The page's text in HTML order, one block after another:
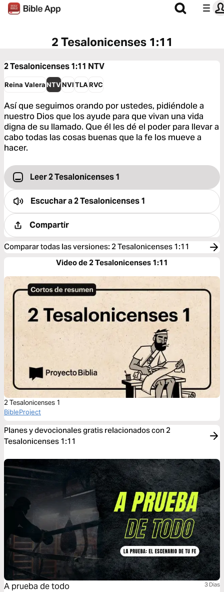
2 Tesalonicenses 1:11
2 Tesalonicenses 1:11 NTV
Reina ValeraNTVNVITLARVC
Así que seguimos orando por ustedes, pidiéndole a
nuestro Dios que los ayude para que vivan una vida
digna de su llamado. Que él les dé el poder para llevar a
cabo todas las cosas buenas que la fe los mueve a
hacer.
Leer 2 Tesalonicenses 1
Escuchar a2 Tesalonicenses 1
Compartir
Comparar todas las versiones: 2 Tesalonicenses 1:11
Video de 2 Tesalonicenses 1:11
2 Tesalonicenses 1
BibleProject
Planes y devocionales gratis relacionados con 2
Tesalonicenses 1:11
A prueba de todo 3 Dias